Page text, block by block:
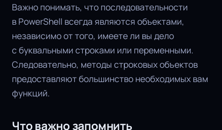
Важно понимать, что последовательности
в PowerShell всегда являются объектами,
независимо от того, имеете ли вы дело
с буквальными строками или переменными.
Следовательно, методы строковых объектов
предоставляют большинство необходимых вам
функций.
Что важно запомнить